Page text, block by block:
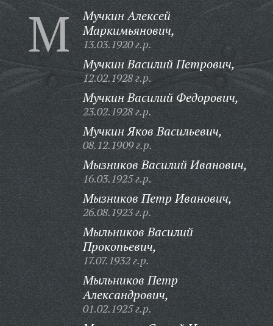
М
Мучкин Алексей
Маркимьянович,
13.03.1920 г.р.
Мучкин Василий Петрович,
12.02.1928 г.р.
Мучкин Василий Федорович,
23.02.1928 г.р.
Мучкин Яков Васильевич,
08.12.1909 г.р.
Мызников Василий Иванович,
16.03.1925 г.р.
Мызников Петр Иванович,
26.08.1923 г.р.
Мыльников Василий
Прокопьевич,
17.07.1932 г.р.
Мыльников Петр
Александрович,
01.02.1925 г.р.